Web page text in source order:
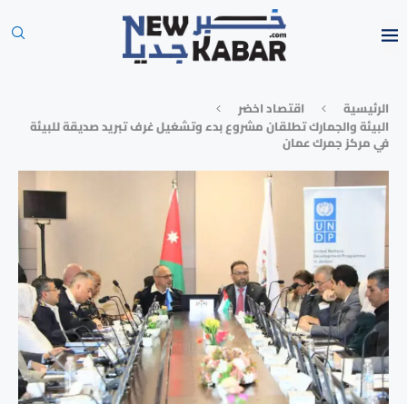
الرئيسية
⁠اقتصاد اخضر
البيئة والجمارك تطلقان مشروع بدء وتشغيل غرف تبريد صديقة للبيئة
في مركز جمرك عمان